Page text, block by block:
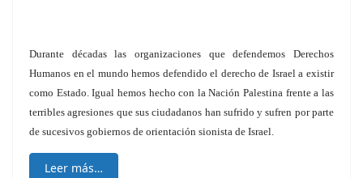
Durante décadas las organizaciones que defendemos Derechos
Humanos en el mundo hemos defendido el derecho de Israel a existir
como Estado. Igual hemos hecho con la Nación Palestina frente a las
terribles agresiones que sus ciudadanos han sufrido y sufren por parte
de sucesivos gobiernos de orientación sionista de Israel.
Leer más…